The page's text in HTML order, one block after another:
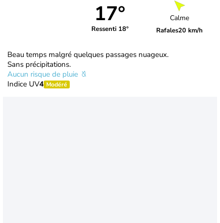
17°
Ressenti 18°
Calme
Rafales20 km/h
Beau temps malgré quelques passages nuageux.
Sans précipitations.
Aucun risque de pluie
Indice UV4 Modéré